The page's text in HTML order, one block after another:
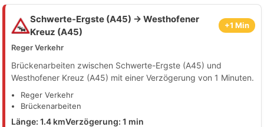
Schwerte-Ergste (A45) → Westhofener
Kreuz (A45)
+1 Min
Reger Verkehr
Brückenarbeiten zwischen Schwerte-Ergste (A45) und
Westhofener Kreuz (A45) mit einer Verzögerung von 1 Minuten.
Reger Verkehr
Brückenarbeiten
Länge: 1.4 kmVerzögerung: 1 min